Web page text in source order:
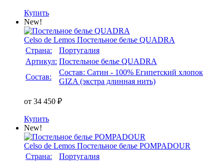
Купить
New!
Celso de Lemos Постельное белье QUADRA
Страна:
Португалия
Артикул: Постельное белье QUADRA
Состав:
Состав: Сатин - 100% Египетский хлопок
GIZA (экстра длинная нить)
от 34 450 ₽
Купить
New!
Celso de Lemos Постельное белье POMPADOUR
Страна:
Португалия